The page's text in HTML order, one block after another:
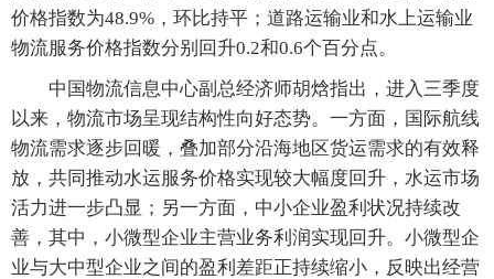
价格指数为48.9%，环比持平；道路运输业和水上运输业
物流服务价格指数分别回升0.2和0.6个百分点。
中国物流信息中心副总经济师胡焓指出，进入三季度
以来，物流市场呈现结构性向好态势。一方面，国际航线
物流需求逐步回暖，叠加部分沿海地区货运需求的有效释
放，共同推动水运服务价格实现较大幅度回升，水运市场
活力进一步凸显；另一方面，中小企业盈利状况持续改
善，其中，小微型企业主营业务利润实现回升。小微型企
业与大中型企业之间的盈利差距正持续缩小，反映出经营